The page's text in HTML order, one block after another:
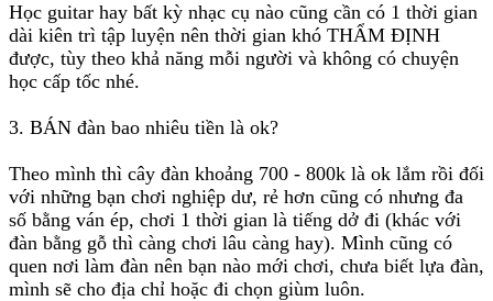
Học guitar hay bất kỳ nhạc cụ nào cũng cần có 1 thời gian
dài kiên trì tập luyện nên thời gian khó THẨM ĐỊNH
được, tùy theo khả năng mỗi người và không có chuyện
học cấp tốc nhé.
3. BÁN đàn bao nhiêu tiền là ok?
Theo mình thì cây đàn khoảng 700 - 800k là ok lắm rồi đối
với những bạn chơi nghiệp dư, rẻ hơn cũng có nhưng đa
số bằng ván ép, chơi 1 thời gian là tiếng dở đi (khác với
đàn bằng gỗ thì càng chơi lâu càng hay). Mình cũng có
quen nơi làm đàn nên bạn nào mới chơi, chưa biết lựa đàn,
mình sẽ cho địa chỉ hoặc đi chọn giùm luôn.